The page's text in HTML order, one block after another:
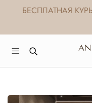
БЕСПЛАТНАЯ